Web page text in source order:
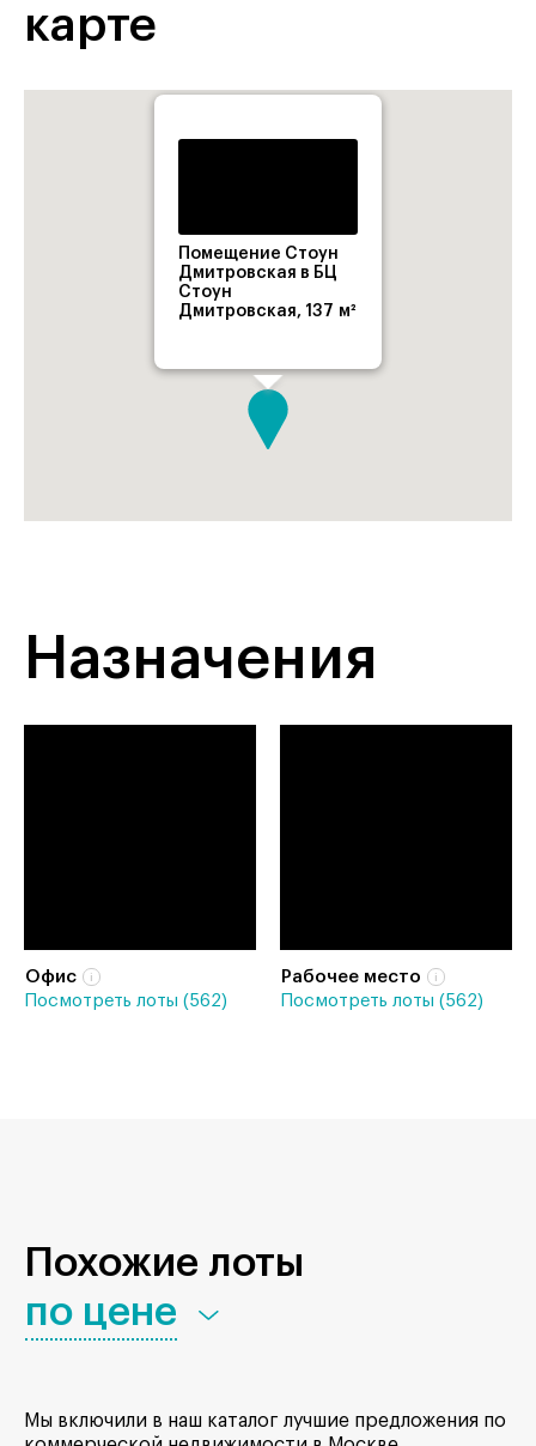
карте
Помещение Стоун
Дмитровская в БЦ
Стоун
Дмитровская, 137 м²
Назначения
Офис
Посмотреть лоты (562)
Рабочее место
Посмотреть лоты (562)
Похожие лоты
по цене
Мы включили в наш каталог лучшие предложения по